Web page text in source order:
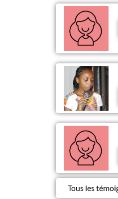
Tous les